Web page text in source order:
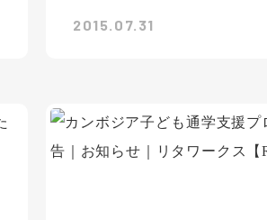
2015.07.31